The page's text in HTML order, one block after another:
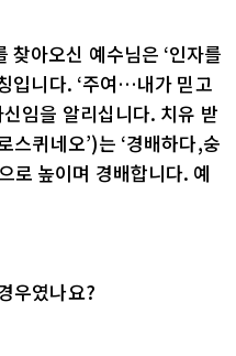
아오신 예수님은 ‘인자를
입니다. ‘주여…내가 믿고
임을 알리십니다. 치유 받
퀴네오’)는 ‘경배하다,숭
로 높이며 경배합니다. 예
우였나요?